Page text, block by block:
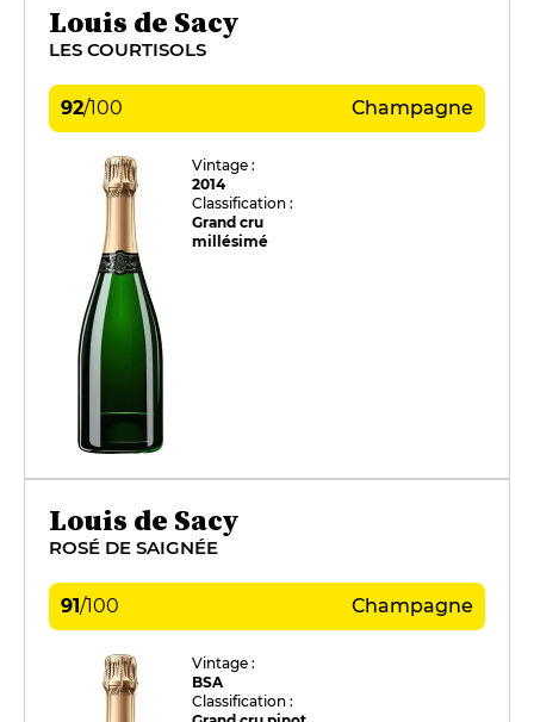
Louis de Sacy
LES COURTISOLS
92/100 Champagne
Vintage :
2014
Classification :
Grand cru
millésimé
Louis de Sacy
ROSÉ DE SAIGNÉE
91/100 Champagne
Vintage :
BSA
Classification :